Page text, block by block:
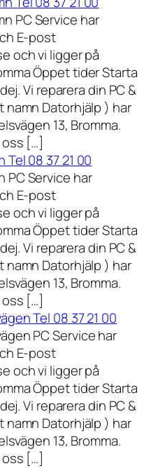
PC Service har
E-post
och vi ligger på
Öppet tider Starta
Vi reparera din PC &
namn Datorhjälp ) har
13, Bromma.
oss […]
Tel 08 37 21 00
PC Service har
E-post
och vi ligger på
Öppet tider Starta
Vi reparera din PC &
namn Datorhjälp ) har
13, Bromma.
oss […]
Tel 08 37 21 00
PC Service har
E-post
och vi ligger på
Öppet tider Starta
Vi reparera din PC &
namn Datorhjälp ) har
13, Bromma.
oss […]